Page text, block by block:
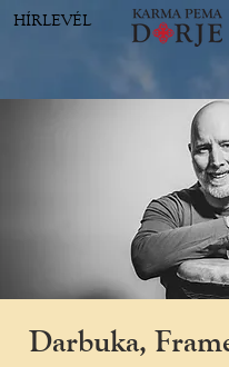
HÍRLEVÉL
Darbuka,